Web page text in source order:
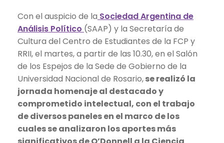
Con el auspicio de la Sociedad Argentina de
Análisis Político (SAAP) y la Secretaría de
Cultura del Centro de Estudiantes de la FCP y
RRII, el martes, a partir de las 10.30, en el Salón
de los Espejos de la Sede de Gobierno de la
Universidad Nacional de Rosario,se realizó la
jornada homenaje al destacado y
comprometido intelectual, con el trabajo
de diversos paneles en el marco de los
cuales se analizaron los aportes más